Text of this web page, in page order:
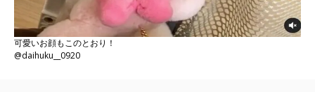
可愛いお顔もこのとおり！
@daihuku__0920